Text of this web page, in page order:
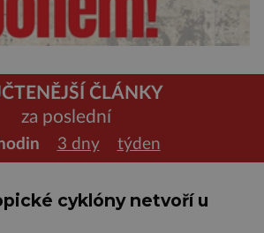
ČLÁNKY
za poslední
3 dny týden
cyklóny netvoří u